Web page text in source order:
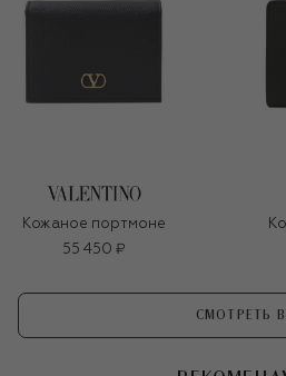
Кожаное портмоне
55 450 ₽
СМОТРЕТЬ